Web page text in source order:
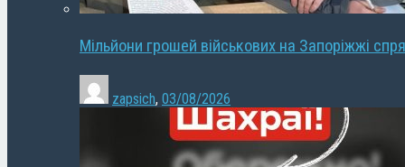
Мільйони грошей військових на Запоріжжі
zapsich, 03/08/2026